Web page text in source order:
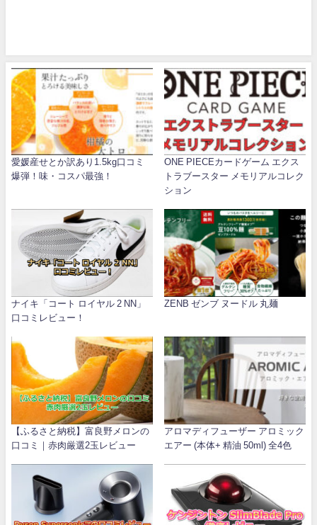
愛媛産せとか訳あり1.5kg口コミ
爆弾！味・コスパ最強！
ONE PIECEカードゲーム エクス
トラブースター メモリアルコレク
ション
ナイキ「コート ロイヤル 2 NN」
口コミレビュー！
ZENB ゼンブ ヌードル 丸麺
【ふるさと納税】富良野メロンの
口コミ｜赤肉厳選2玉レビュー
アロマディフューザー アロミック
エアー (本体+ 精油 50ml) 全4色